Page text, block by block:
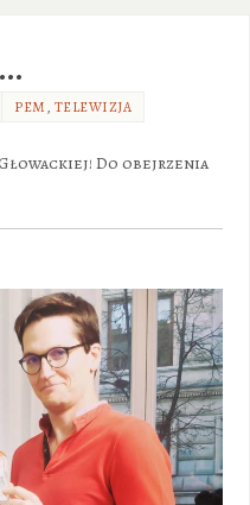
PEM, TELEWIZJA
Do obejrzenia